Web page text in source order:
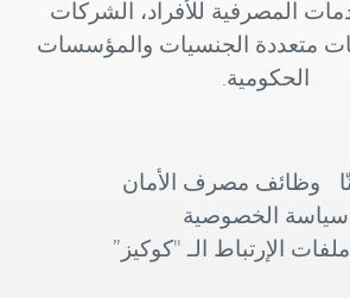
المصرفية للأفراد، الشركات
متعددة الجنسيات والمؤسسات
الحكومية.
وظائف مصرف الأمان
سياسة الخصوصية
الإرتباط الـ "كوكيز”